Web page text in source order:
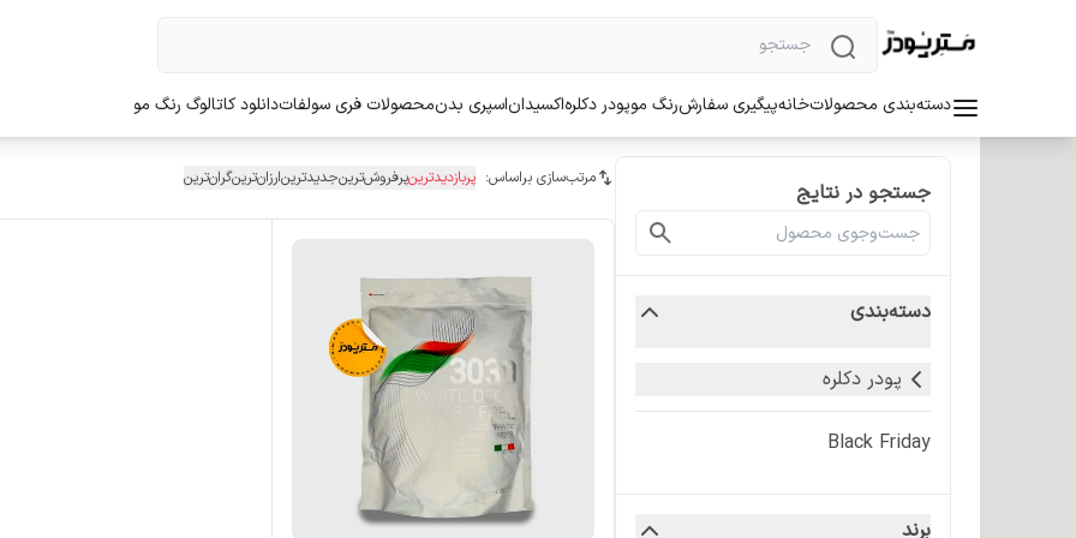
دسته‌بندی محصولاتخانهپیگیری سفارشرنگ موپودر دکلرهاکسیداناسپری بدنمحصولات فری سولفاتدانلود کاتالوگ رنگ مو
جستجو در نتایج
دسته‌بندی
پودر دکلره
Black Friday
برند
مرتب‌سازی براساس: پربازدیدترینپرفروش‌ترینجدیدترینارزان‌ترینگران‌ترین